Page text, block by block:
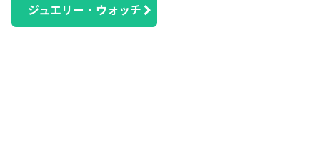
ジュエリー・ウォッチ